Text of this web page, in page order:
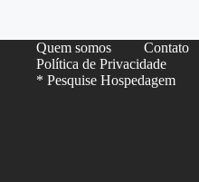
Quem somos Contato
Política de Privacidade
* Pesquise Hospedagem